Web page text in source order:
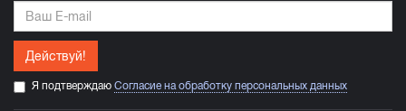
Действуй!
Я подтверждаю Согласие на обработку персональных данных